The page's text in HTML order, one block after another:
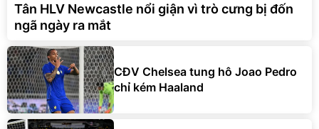
Tân HLV Newcastle nổi giận vì trò cưng bị đốn
ngã ngày ra mắt
CĐV Chelsea tung hô Joao Pedro
chỉ kém Haaland